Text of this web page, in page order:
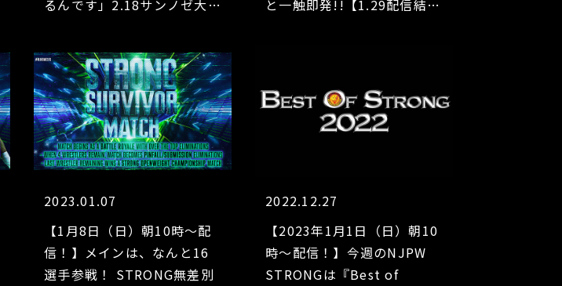
るんです」2.18サンノゼ大会
デス・モネ選手、大いに語
る!!
と一触即発!!【1.29配信結
2023.01.07
【1月8日（日）朝10時～配
信！】メインは、なんと16
選手参戦！ STRONG無差別
2022.12.27
【2023年1月1日（日）朝10
時～配信！】今週のNJPW
STRONGは『Best of